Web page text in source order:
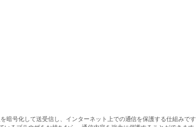
号化して送受信し、インターネット上での通信を保護する仕組みで